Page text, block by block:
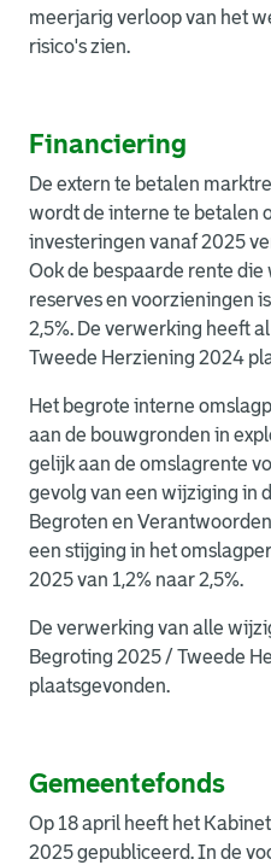
meerjarig verloop van het
risico's zien.
Financiering
De extern te betalen
wordt de interne te betalen
investeringen vanaf 2025
Ook de bespaarde rente
reserves en voorzieningen
2,5%. De verwerking heeft
Tweede Herziening 2024
Het begrote interne
aan de bouwgronden in
gelijk aan de omslagrente
gevolg van een wijziging in
Begroten en
een stijging in het
2025 van 1,2% naar 2,5%.
De verwerking van alle
Begroting 2025 / Tweede
plaatsgevonden.
Gemeentefonds
Op 18 april heeft het
2025 gepubliceerd. In de